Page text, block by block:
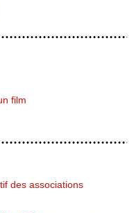
film
des associations